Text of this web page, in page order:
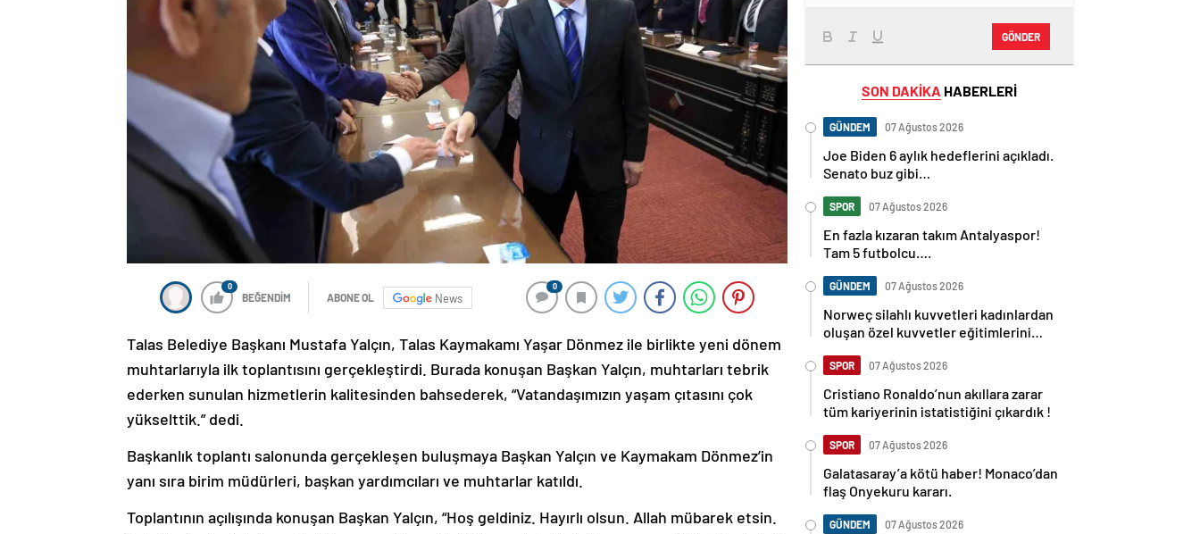
0
BEĞENDİM ABONE OL News
0
Talas Belediye Başkanı Mustafa Yalçın, Talas Kaymakamı Yaşar Dönmez ile birlikte yeni dönem
muhtarlarıyla ilk toplantısını gerçekleştirdi. Burada konuşan Başkan Yalçın, muhtarları tebrik
ederken sunulan hizmetlerin kalitesinden bahsederek, “Vatandaşımızın yaşam çıtasını çok
yükselttik.” dedi.
Başkanlık toplantı salonunda gerçekleşen buluşmaya Başkan Yalçın ve Kaymakam Dönmez’in
yanı sıra birim müdürleri, başkan yardımcıları ve muhtarlar katıldı.
Toplantının açılışında konuşan Başkan Yalçın, “Hoş geldiniz. Hayırlı olsun. Allah mübarek etsin.
GÖNDER
SON DAKİKA HABERLERİ
GÜNDEM 07 Ağustos 2026
Joe Biden 6 aylık hedeflerini açıkladı.
Senato buz gibi…
SPOR 07 Ağustos 2026
En fazla kızaran takım Antalyaspor!
Tam 5 futbolcu….
GÜNDEM 07 Ağustos 2026
Norweç silahlı kuvvetleri kadınlardan
oluşan özel kuvvetler eğitimlerini
SPOR 07 Ağustos 2026
Cristiano Ronaldo’nun akıllara zarar
tüm kariyerinin istatistiğini çıkardık !
SPOR 07 Ağustos 2026
Galatasaray’a kötü haber! Monaco’dan
flaş Onyekuru kararı.
GÜNDEM 07 Ağustos 2026